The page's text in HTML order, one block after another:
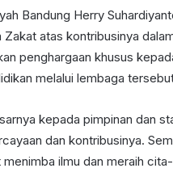
Bandung Herry
atas kontribusinya
penghargaan khusus
melalui lembaga
kepada pimpinan dan
dan kontribusinya.
ilmu dan meraih